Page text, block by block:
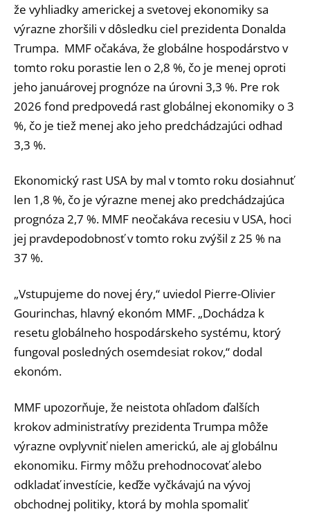
že vyhliadky americkej a svetovej ekonomiky sa
výrazne zhoršili v dôsledku ciel prezidenta Donalda
Trumpa. MMF očakáva, že globálne hospodárstvo v
tomto roku porastie len o 2,8 %, čo je menej oproti
jeho januárovej prognóze na úrovni 3,3 %. Pre rok
2026 fond predpovedá rast globálnej ekonomiky o 3
%, čo je tiež menej ako jeho predchádzajúci odhad
3,3 %.
Ekonomický rast USA by mal v tomto roku dosiahnuť
len 1,8 %, čo je výrazne menej ako predchádzajúca
prognóza 2,7 %. MMF neočakáva recesiu v USA, hoci
jej pravdepodobnosť v tomto roku zvýšil z 25 % na
37 %.
„Vstupujeme do novej éry,“ uviedol Pierre-Olivier
Gourinchas, hlavný ekonóm MMF. „Dochádza k
resetu globálneho hospodárskeho systému, ktorý
fungoval posledných osemdesiat rokov,“ dodal
ekonóm.
MMF upozorňuje, že neistota ohľadom ďalších
krokov administratívy prezidenta Trumpa môže
výrazne ovplyvniť nielen americkú, ale aj globálnu
ekonomiku. Firmy môžu prehodnocovať alebo
odkladať investície, keďže vyčkávajú na vývoj
obchodnej politiky, ktorá by mohla spomaliť